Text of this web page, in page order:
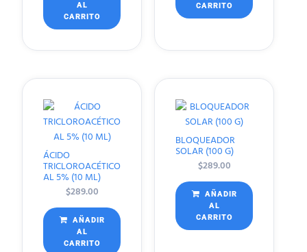
AL
CARRITO
CARRITO
ÁCIDO
TRICLOROACÉTICO
AL 5% (10 ML)
$289.00
AÑADIR
AL
CARRITO
BLOQUEADOR
SOLAR (100 G)
$289.00
AÑADIR
AL
CARRITO